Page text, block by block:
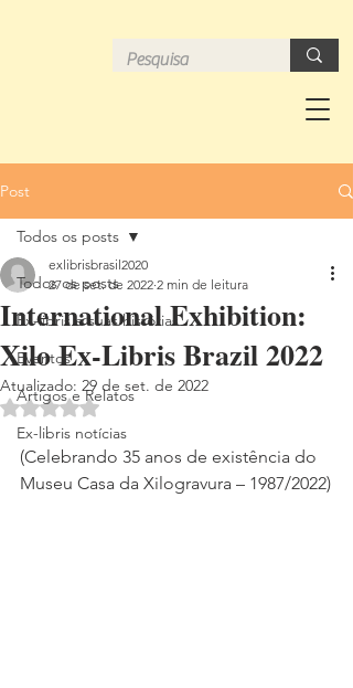
Post
Todos os posts
Ex-libris e suas histórias
Eventos
Artigos e Relatos
Ex-libris notícias
Todos os posts
International Exhibition:
Xilo Ex-Libris Brazil 2022
exlibrisbrasil2020
27 de set. de 2022 2 min de leitura
Atualizado: 29 de set. de 2022
Avaliado com NaN de 5 estrelas.
(Celebrando 35 anos de existência do
Museu Casa da Xilogravura – 1987/2022)